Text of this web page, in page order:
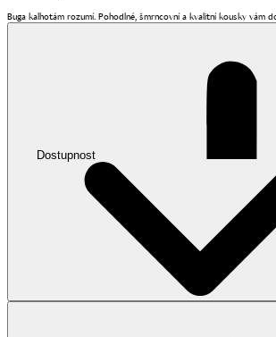
Buga kalhotám rozumí. Pohodlné, šmrncovní a kvalitní kousky vám
Dostupnost